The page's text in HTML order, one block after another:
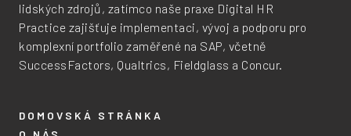
lidských zdrojů, zatímco naše praxe Digital HR
Practice zajišťuje implementaci, vývoj a podporu pro
komplexní portfolio zaměřené na SAP, včetně
SuccessFactors, Qualtrics, Fieldglass a Concur.
DOMOVSKÁ STRÁNKA